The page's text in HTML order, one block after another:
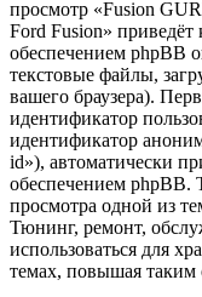
просмотр «Fusion
Ford Fusion»
обеспечением phpBB
текстовые файлы,
вашего браузера).
идентификатор
идентификатор
id»), автоматически
обеспечением phpBB.
просмотра одной из
Тюнинг, ремонт,
использоваться для
темах, повышая таким